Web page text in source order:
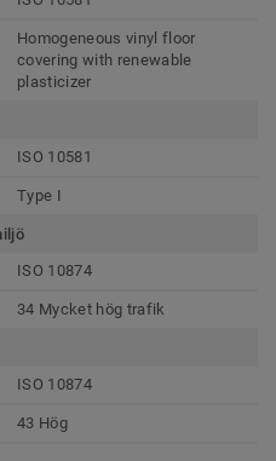
Homogeneous vinyl floor
covering with renewable
plasticizer
ISO 10581
Type I
ISO 10874
34 Mycket hög trafik
ISO 10874
43 Hög